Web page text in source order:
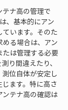
テナ高の管理で
、基本的にアン
います。そのた
る場合は、アン
たは管理する必要
り間違えたり、
位自体が安定し
ます。特に高さ
テナ高の確認は